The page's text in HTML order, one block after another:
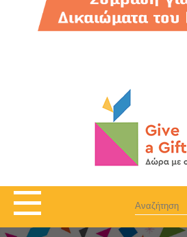
Αναζήτηση